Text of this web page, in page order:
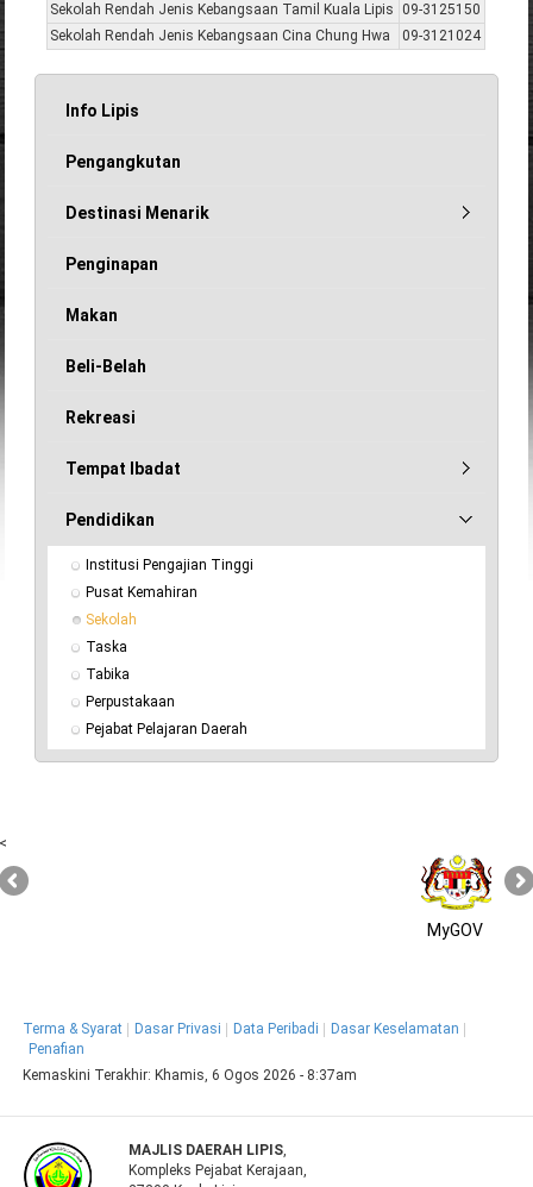
Sekolah Rendah Jenis Kebangsaan Tamil Kuala Lipis
09-3125150
Sekolah Rendah Jenis Kebangsaan Cina Chung Hwa
09-3121024
Info Lipis
Pengangkutan
Destinasi Menarik
Penginapan
Makan
Beli-Belah
Rekreasi
Tempat Ibadat
Pendidikan
Institusi Pengajian Tinggi
Pusat Kemahiran
Sekolah
Taska
Tabika
Perpustakaan
Pejabat Pelajaran Daerah
<
MyGOV
Terma & Syarat Dasar Privasi Data Peribadi
Dasar Keselamatan
Penafian
Kemaskini Terakhir: Khamis, 6 Ogos 2026 - 8:37am
MAJLIS DAERAH LIPIS,
Kompleks Pejabat Kerajaan,